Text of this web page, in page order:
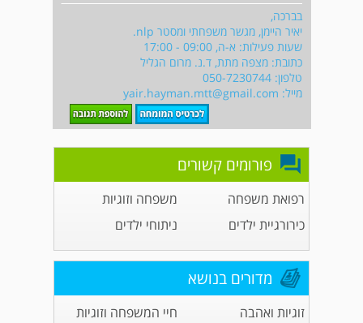
בברכה,
יאיר היימן, מגשר משפחתי ומסטר nlp.
שעות פעילות: א-ה, 09:00 - 17:00
כתובת: מצפה מתת, ד.נ. מרום הגליל
טלפון: 050-7230744
מייל: yair.hayman.mtt@gmail.com
פורומים קשורים
רפואת משפחה
משפחה וזוגיות
כירורגיית ילדים
ניתוחי ילדים
מדורים בנושא
זוגיות ואהבה חיי המשפחה וזוגיות